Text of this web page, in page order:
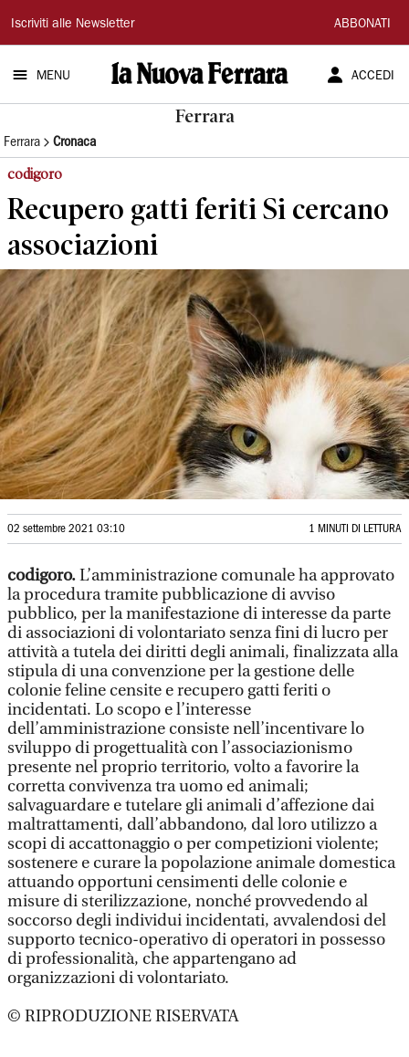
La
Nuova
Ferrara
Iscriviti alle Newsletter ABBONATI
MENU ACCEDI
Ferrara
Ferrara Cronaca
codigoro
Recupero gatti feriti Si cercano
associazioni
02 settembre 2021 03:10 1 MINUTI DI LETTURA
codigoro.L’amministrazione comunale ha approvato
la procedura tramite pubblicazione di avviso
pubblico, per la manifestazione di interesse da parte
di associazioni di volontariato senza fini di lucro per
attività a tutela dei diritti degli animali, finalizzata alla
stipula di una convenzione per la gestione delle
colonie feline censite e recupero gatti feriti o
incidentati. Lo scopo e l’interesse
dell’amministrazione consiste nell’incentivare lo
sviluppo di progettualità con l’associazionismo
presente nel proprio territorio, volto a favorire la
corretta convivenza tra uomo ed animali;
salvaguardare e tutelare gli animali d’affezione dai
maltrattamenti, dall’abbandono, dal loro utilizzo a
scopi di accattonaggio o per competizioni violente;
sostenere e curare la popolazione animale domestica
attuando opportuni censimenti delle colonie e
misure di sterilizzazione, nonché provvedendo al
soccorso degli individui incidentati, avvalendosi del
supporto tecnico-operativo di operatori in possesso
di professionalità, che appartengano ad
organizzazioni di volontariato.
© RIPRODUZIONE RISERVATA